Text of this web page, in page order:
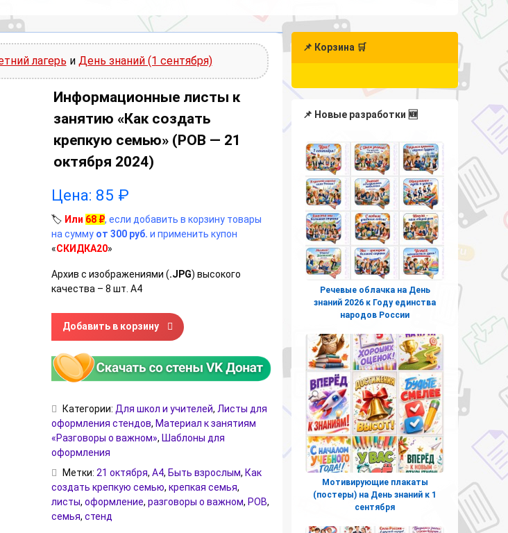
лагерь и День знаний (1 сентября)
Информационные листы к
занятию «Как создать
крепкую семью» (РОВ — 21
октября 2024)
Цена: 85 ₽
🏷️ Или 68 ₽, если добавить в корзину товары
на сумму от 300 руб. и применить купон
«СКИДКА20»
Архив с изображениями (.JPG) высокого
качества – 8 шт. А4
Количество товара Информационные листы к занятию «Как создать крепкую семью» (РОВ —
Добавить в корзину
Категории: Для школ и учителей, Листы для
оформления стендов, Материал к занятиям
«Разговоры о важном», Шаблоны для
оформления
Метки: 21 октября, А4, Быть взрослым, Как
создать крепкую семью, крепкая семья,
листы, оформление, разговоры о важном, РОВ,
семья, стенд
📌 Корзина 🛒
📌 Новые разработки 🆕
Речевые облачка на День
знаний 2026 к Году единства
народов России
Мотивирующие плакаты
(постеры) на День знаний к 1
сентября